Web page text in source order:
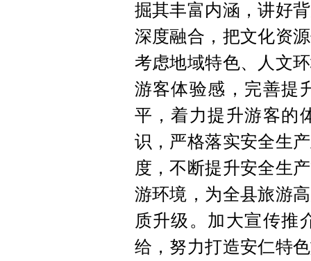
掘其丰富内涵，讲好
深度融合，把文化资
考虑地域特色、人文
游客体验感，完善提
平，着力提升游客的
识，严格落实安全生
度，不断提升安全生
游环境，为全县旅游
质升级。加大宣传推
给，努力打造安仁特